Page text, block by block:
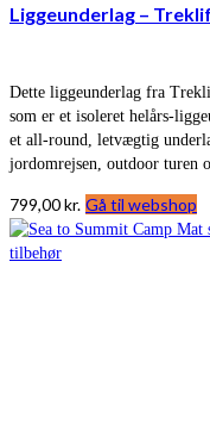
Liggeunderlag –
Dette liggeunderlag fra
som er et isoleret helårs-
et all-round, letvægtig
jordomrejsen, outdoor turen
799,00kr. Gå til webshop